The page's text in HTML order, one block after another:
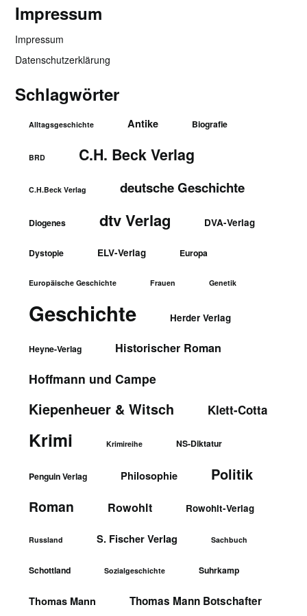
Impressum
Impressum
Datenschutzerklärung
Schlagwörter
Alltagsgeschichte Antike Biografie
BRD C.H. Beck Verlag
C.H.Beck Verlag deutsche Geschichte
Diogenes dtv Verlag DVA-Verlag
Dystopie ELV-Verlag Europa
Europäische Geschichte Frauen Genetik
Geschichte Herder Verlag
Heyne-Verlag Historischer Roman
Hoffmann und Campe
Kiepenheuer & Witsch Klett-Cotta
Krimi Krimireihe NS-Diktatur
Penguin Verlag Philosophie Politik
Roman Rowohlt Rowohlt-Verlag
Russland S. Fischer Verlag Sachbuch
Schottland Sozialgeschichte Suhrkamp
Thomas Mann Thomas Mann Botschafter